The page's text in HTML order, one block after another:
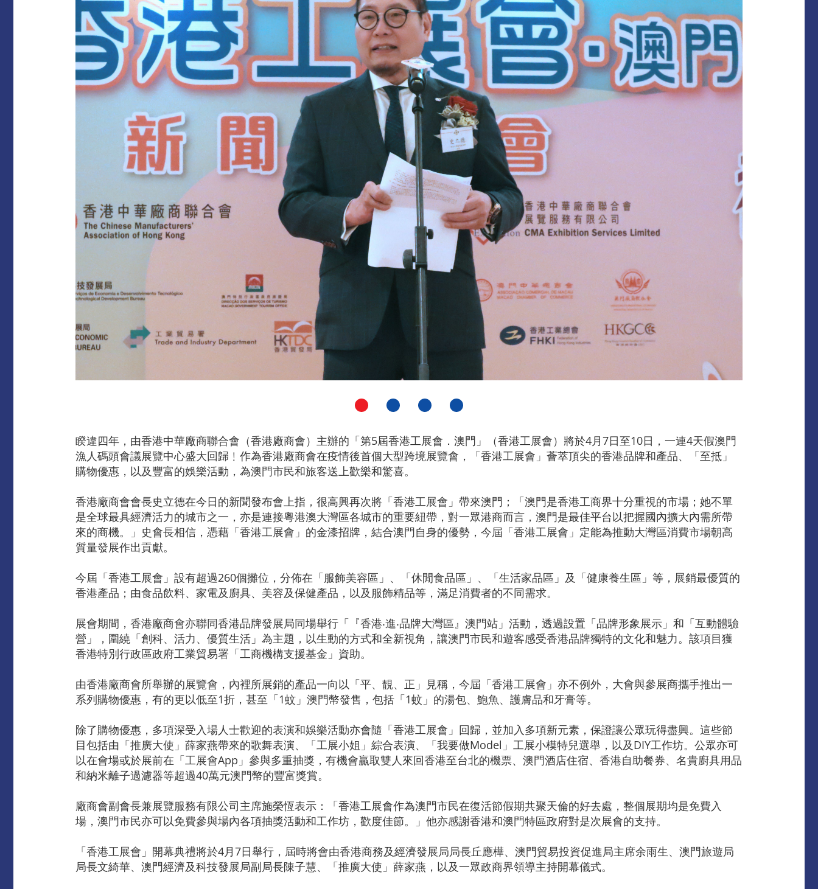
睽違四年，由香港中華廠商聯合會（香港廠商會）主辦的「第5屆香港工展會．澳門」（香港工展會）將於4月7日至10日，一連4天假澳門
漁人碼頭會議展覽中心盛大回歸﹗作為香港廠商會在疫情後首個大型跨境展覽會，「香港工展會」薈萃頂尖的香港品牌和產品、「至抵」
購物優惠，以及豐富的娛樂活動，為澳門市民和旅客送上歡樂和驚喜。
香港廠商會會長史立德在今日的新聞發布會上指，很高興再次將「香港工展會」帶來澳門；「澳門是香港工商界十分重視的市場；她不單
是全球最具經濟活力的城市之一，亦是連接粵港澳大灣區各城市的重要紐帶，對一眾港商而言，澳門是最佳平台以把握國內擴大內需所帶
來的商機。」史會長相信，憑藉「香港工展會」的金漆招牌，結合澳門自身的優勢，今屆「香港工展會」定能為推動大灣區消費市場朝高
質量發展作出貢獻。
今屆「香港工展會」設有超過260個攤位，分佈在「服飾美容區」、「休閒食品區」、「生活家品區」及「健康養生區」等，展銷最優質的
香港產品；由食品飲料、家電及廚具、美容及保健產品，以及服飾精品等，滿足消費者的不同需求。
展會期間，香港廠商會亦聯同香港品牌發展局同場舉行「『香港‧進‧品牌大灣區』澳門站」活動，透過設置「品牌形象展示」和「互動體驗
營」，圍繞「創科、活力、優質生活」為主題，以生動的方式和全新視角，讓澳門市民和遊客感受香港品牌獨特的文化和魅力。該項目獲
香港特別行政區政府工業貿易署「工商機構支援基金」資助。
由香港廠商會所舉辦的展覽會，內裡所展銷的產品一向以「平、靚、正」見稱，今屆「香港工展會」亦不例外，大會與參展商攜手推出一
系列購物優惠，有的更以低至1折，甚至「1蚊」澳門幣發售，包括「1蚊」的湯包、鮑魚、護膚品和牙膏等。
除了購物優惠，多項深受入場人士歡迎的表演和娛樂活動亦會隨「香港工展會」回歸，並加入多項新元素，保證讓公眾玩得盡興。這些節
目包括由「推廣大使」薛家燕帶來的歌舞表演、「工展小姐」綜合表演、「我要做Model」工展小模特兒選舉，以及DIY工作坊。公眾亦可
以在會場或於展前在「工展會App」參與多重抽獎，有機會贏取雙人來回香港至台北的機票、澳門酒店住宿、香港自助餐券、名貴廚具用品
和納米離子過濾器等超過40萬元澳門幣的豐富獎賞。
廠商會副會長兼展覽服務有限公司主席施榮恆表示：「香港工展會作為澳門市民在復活節假期共聚天倫的好去處，整個展期均是免費入
場，澳門市民亦可以免費參與場內各項抽獎活動和工作坊，歡度佳節。」他亦感謝香港和澳門特區政府對是次展會的支持。
「香港工展會」開幕典禮將於4月7日舉行，屆時將會由香港商務及經濟發展局局長丘應樺、澳門貿易投資促進局主席余雨生、澳門旅遊局
局長文綺華、澳門經濟及科技發展局副局長陳子慧、「推廣大使」薛家燕，以及一眾政商界領導主持開幕儀式。